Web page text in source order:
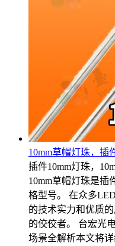
10mm草帽灯珠，插
插件10mm灯珠，
10mm草帽灯珠是插
格型号。 在众多
的技术实力和优质
的佼佼者。 台宏光
场景全解析本文将